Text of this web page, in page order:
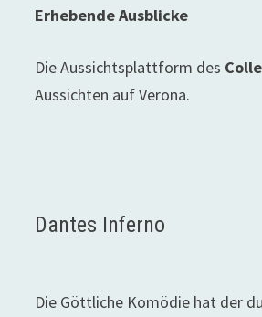
Erhebende Ausblicke
Die Aussichtsplattform des
Aussichten auf Verona.
Dantes Inferno
Die Göttliche Komödie hat der